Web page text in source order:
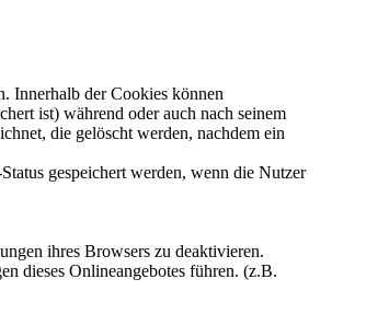
Innerhalb der Cookies können
ist) während oder auch nach seinem
die gelöscht werden, nachdem ein
gespeichert werden, wenn die Nutzer
ihres Browsers zu deaktivieren.
dieses Onlineangebotes führen. (z.B.